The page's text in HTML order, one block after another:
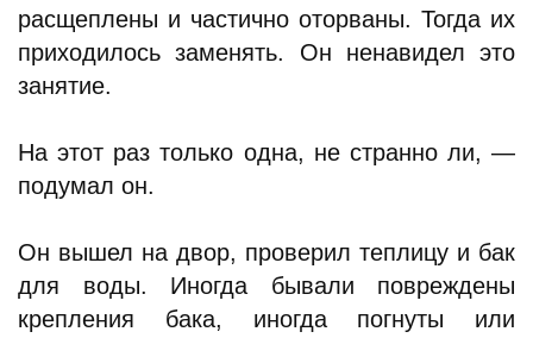
расщеплены и частично оторваны. Тогда их
приходилось заменять. Он ненавидел это
занятие.
На этот раз только одна, не странно ли, —
подумал он.
Он вышел на двор, проверил теплицу и бак
для воды. Иногда бывали повреждены
крепления бака, иногда погнуты или